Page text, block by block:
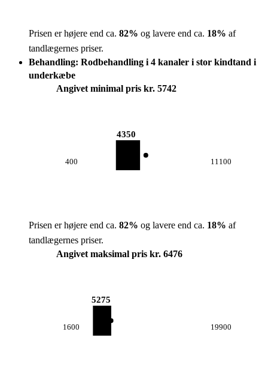
Prisen er højere end ca. 82% og lavere end ca. 18% af
tandlægernes priser.
Behandling: Rodbehandling i 4 kanaler i stor kindtand i
underkæbe
Angivet minimal pris kr. 5742
400
4350
11100
Prisen er højere end ca. 82% og lavere end ca. 18% af
tandlægernes priser.
Angivet maksimal pris kr. 6476
1600
5275
19900